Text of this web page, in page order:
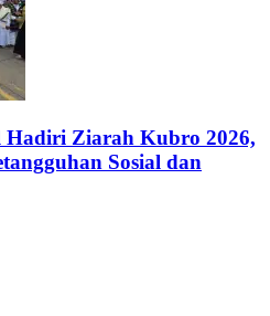
Hadiri Ziarah Kubro 2026,
Sosial dan